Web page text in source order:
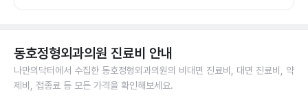
동호정형외과의원 진료비 안내
나만의닥터에서 수집한 동호정형외과의원의 비대면 진료비, 대면 진료비, 약
제비, 접종료 등 모든 가격을 확인해보세요.